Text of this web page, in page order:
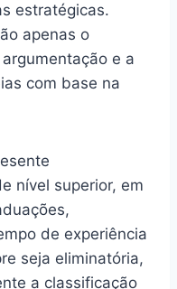
estratégicas.
apenas o
e a
com base na
nível superior, em
de experiência
seja eliminatória,
a classificação